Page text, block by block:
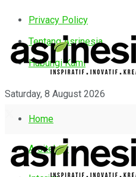
Privacy Policy
Tentang Asrinesia
Hubungi Kami
Saturday, 8 August 2026
Home
Arsitektur